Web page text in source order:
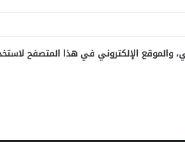
والموقع الإلكتروني في هذا المتصفح